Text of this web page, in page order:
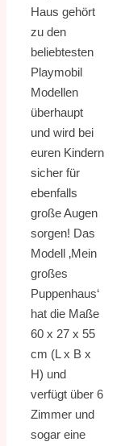
Haus gehört
zu den
beliebtesten
Playmobil
Modellen
überhaupt
und wird bei
euren Kindern
sicher für
ebenfalls
große Augen
sorgen! Das
Modell ‚Mein
großes
Puppenhaus‘
hat die Maße
60 x 27 x 55
cm (L x B x
H) und
verfügt über 6
Zimmer und
sogar eine